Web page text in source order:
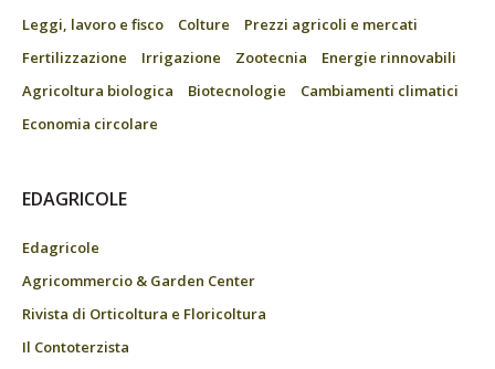
Leggi, lavoro e fisco
Colture
Prezzi agricoli e mercati
Fertilizzazione
Irrigazione Zootecnia
Energie rinnovabili
Agricoltura biologica
Biotecnologie
Cambiamenti climatici
Economia circolare
EDAGRICOLE
Edagricole
Agricommercio & Garden Center
Rivista di Orticoltura e Floricoltura
Il Contoterzista